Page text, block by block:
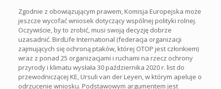
Zgodnie z obowiązującym prawem, Komisja Europejska może
jeszcze wycofać wniosek dotyczący wspólnej polityki rolnej.
Oczywiście, by to zrobić, musi swoją decyzję dobrze
uzasadnić. BirdLife International (federacja organizacji
zajmujących się ochroną ptaków, której OTOP jest członkiem)
wraz z ponad 25 organizacjami i ruchami na rzecz ochrony
przyrody i klimatu wysłała 30 października 2020 r. list do
przewodniczącej KE, Ursuli van der Leyen, w którym apeluje o
odrzucenie wniosku. Podstawowym argumentem jest